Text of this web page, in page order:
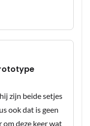
zijn beide setjes
ook dat is geen
om deze keer wat